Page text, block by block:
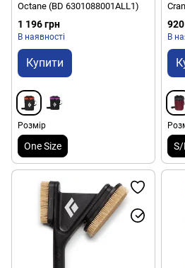
Octane (BD 6301088001ALL1)
1 196 грн
В наявності
Купити
Розмір
One Size
В
S/